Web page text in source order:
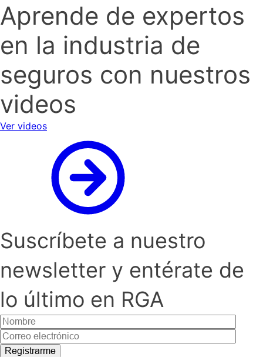
Aprende de expertos
en la industria de
seguros con nuestros
videos
Ver videos
Suscríbete a nuestro
newsletter y entérate de
lo último en RGA